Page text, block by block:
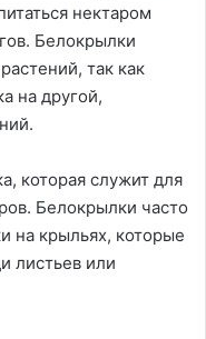
нектаром
Белокрылки
так как
на другой,
которая служит для
Белокрылки часто
на крыльях, которые
листьев или